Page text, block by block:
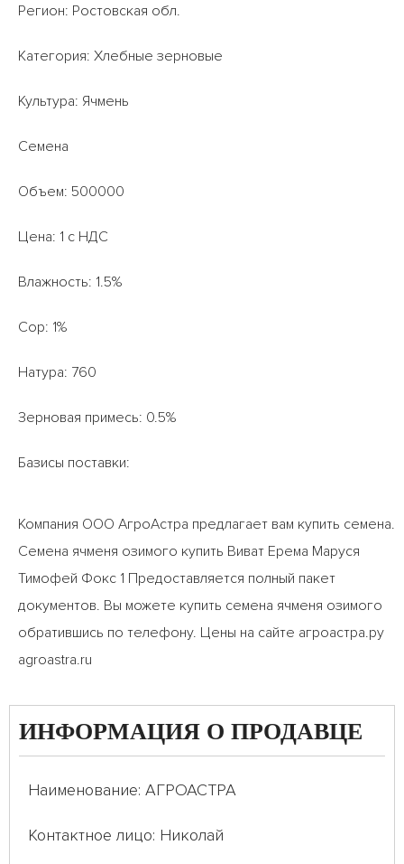
Регион: Ростовская обл.
Категория: Хлебные зерновые
Культура: Ячмень
Семена
Объем: 500000
Цена: 1 с НДС
Влажность: 1.5%
Сор: 1%
Натура: 760
Зерновая примесь: 0.5%
Базисы поставки:
Компания ООО АгроАстра предлагает вам купить семена.
Семена ячменя озимого купить Виват Ерема Маруся
Тимофей Фокс 1 Предоставляется полный пакет
документов. Вы можете купить семена ячменя озимого
обратившись по телефону. Цены на сайте агроастра.ру
agroastra.ru
ИНФОРМАЦИЯ О ПРОДАВЦЕ
Наименование: АГРОАСТРА
Контактное лицо: Николай